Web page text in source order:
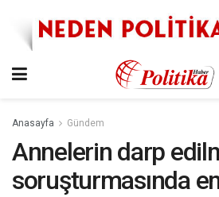
Anasayfa Gündem
Annelerin darp
soruşturmasında